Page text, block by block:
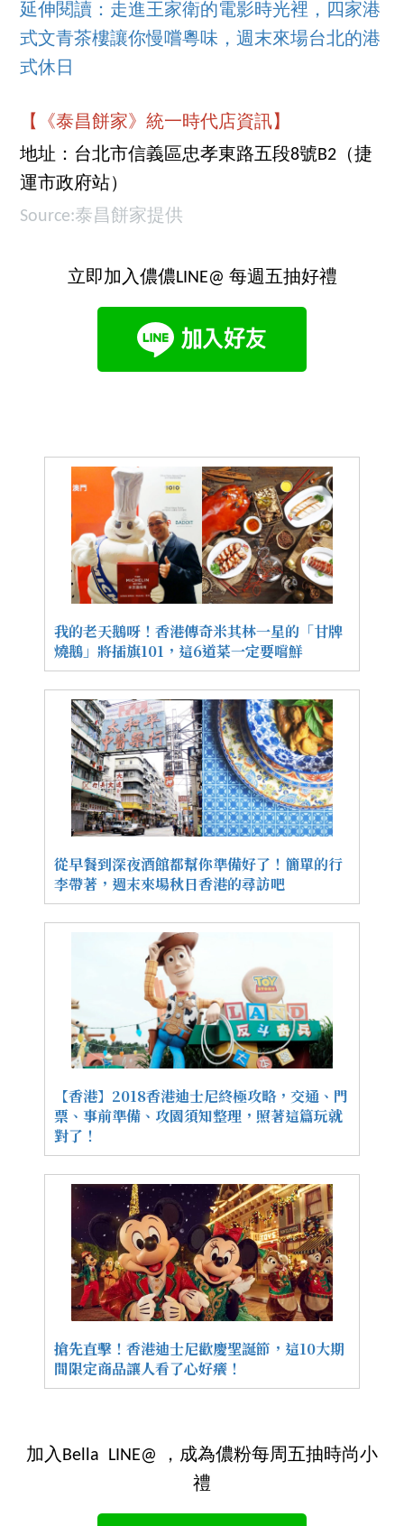
延伸閱讀：走進王家衛的電影時光裡，四家港
式文青茶樓讓你慢嚐粵味，週末來場台北的港
式休日
【《泰昌餅家》統一時代店資訊】
地址：台北市信義區忠孝東路五段8號B2（捷
運市政府站）
Source:泰昌餅家提供
立即加入儂儂LINE@ 每週五抽好禮
我的老天鵝呀！香港傳奇米其林一星的「甘牌
燒鵝」將插旗101，這6道菜一定要嚐鮮
從早餐到深夜酒館都幫你準備好了！簡單的行
李帶著，週末來場秋日香港的尋訪吧
【香港】2018香港迪士尼終極攻略，交通、門
票、事前準備、攻園須知整理，照著這篇玩就
對了！
搶先直擊！香港迪士尼歡慶聖誕節，這10大期
間限定商品讓人看了心好癢！
加入Bella LINE@ ，成為儂粉每周五抽時尚小
禮